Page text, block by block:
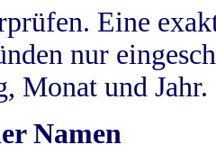
Eine
nur
Monat und Jahr.
Namen